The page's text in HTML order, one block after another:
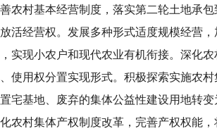
农村基本经营制度，落实第二轮土地承
活经营权。发展多种形式适度规模经营
实现小农户和现代农业有机衔接。深化
使用权分置实现形式。积极探索实施农
宅基地、废弃的集体公益性建设用地转
农村集体产权制度改革，完善产权权能